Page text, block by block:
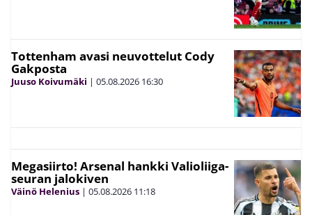
Tottenham avasi neuvottelut Cody
Gakposta
Juuso Koivumäki | 05.08.2026 16:30
Megasiirto! Arsenal hankki Valioliiga-
seuran jalokiven
Väinö Helenius | 05.08.2026 11:18